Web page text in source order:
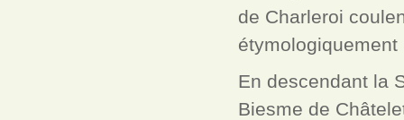
de Charleroi
En descendant la
Biesme de